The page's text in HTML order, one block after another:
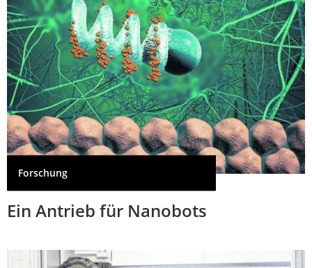
Forschung
Ein Antrieb für Nanobots